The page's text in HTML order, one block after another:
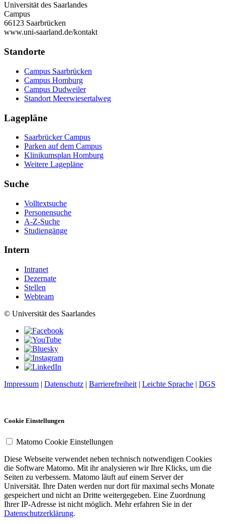
Universität des Saarlandes
Campus
66123 Saarbrücken
www.uni-saarland.de/kontakt
Standorte
Campus Saarbrücken
Campus Homburg
Campus Dudweiler
Standort Meerwiesertalweg
Lagepläne
Saarbrücker Campus
Parken auf dem Campus
Klinikumsplan Homburg
Weitere Lagepläne
Suche
Volltextsuche
Personensuche
A-Z-Suche
Studiengänge
Intern
Intranet
Dezernate
Stellen
Webteam
© Universität des Saarlandes
Impressum | Datenschutz | Barrierefreiheit | Leichte Sprache | DGS
Cookie Einstellungen
Matomo Cookie Einstellungen
Diese Webseite verwendet neben technisch notwendigen Cookies
die Software Matomo. Mit ihr analysieren wir Ihre Klicks, um die
Seiten zu verbessern. Matomo läuft auf einem Server der
Universität. Ihre Daten werden nur dort für maximal sechs Monate
gespeichert und nicht an Dritte weitergegeben. Eine Zuordnung
Ihrer IP-Adresse ist nicht möglich. Mehr erfahren Sie in der
Datenschutzerklärung.